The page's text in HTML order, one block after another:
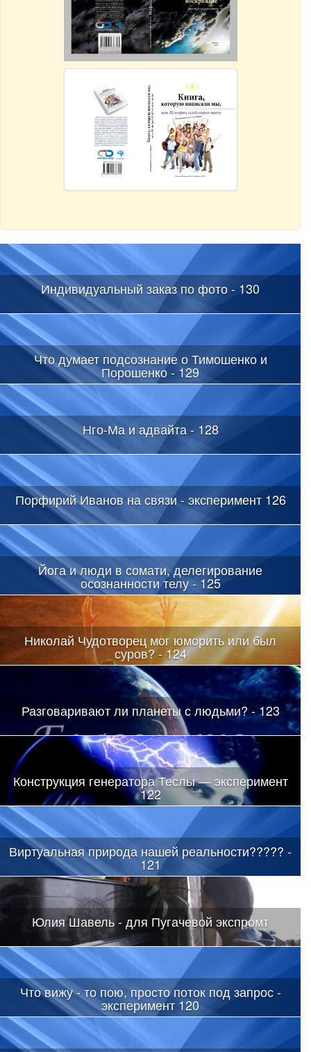
Индивидуальный заказ по фото - 130
Что думает подсознание о Тимошенко и
Порошенко - 129
Нго-Ма и адвайта - 128
Порфирий Иванов на связи - эксперимент 126
Йога и люди в сомати, делегирование
осознанности телу - 125
Николай Чудотворец мог юморить или был
суров? - 124
Разговаривают ли планеты с людьми? - 123
Конструкция генератора Теслы — эксперимент
122
Виртуальная природа нашей реальности????? -
121
Юлия Шавель - для Пугачевой экспромт
Что вижу - то пою, просто поток под запрос -
эксперимент 120